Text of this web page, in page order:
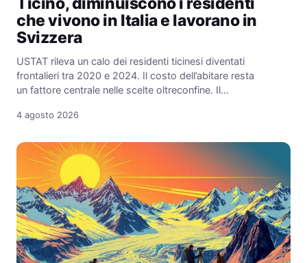
che vivono in Italia e lavorano in
Svizzera
USTAT rileva un calo dei residenti ticinesi diventati
frontalieri tra 2020 e 2024. Il costo dell’abitare resta
un fattore centrale nelle scelte oltreconfine. Il…
4 agosto 2026